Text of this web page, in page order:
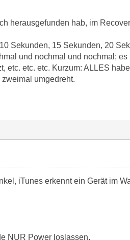
herausgefunden hab, im
Sekunden, 15 Sekunden, 20
und nochmal und nochmal; es
etc. etc. Kurzum: ALLES
umgedreht.
iTunes erkennt ein Gerät im
NUR Power loslassen.